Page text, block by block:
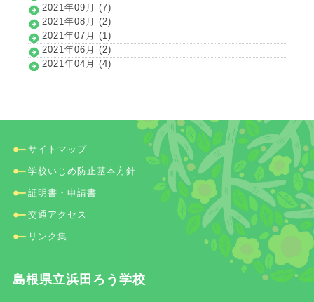
2021年09月 (7)
2021年08月 (2)
2021年07月 (1)
2021年06月 (2)
2021年04月 (4)
サイトマップ
学校いじめ防止基本方針
証明書・申請書
交通アクセス
リンク集
島根県立浜田ろう学校